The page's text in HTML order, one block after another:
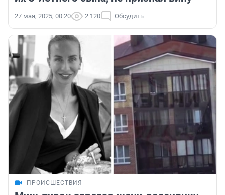
27 мая, 2025, 00:20 2 120 Обсудить
ПРОИСШЕСТВИЯ